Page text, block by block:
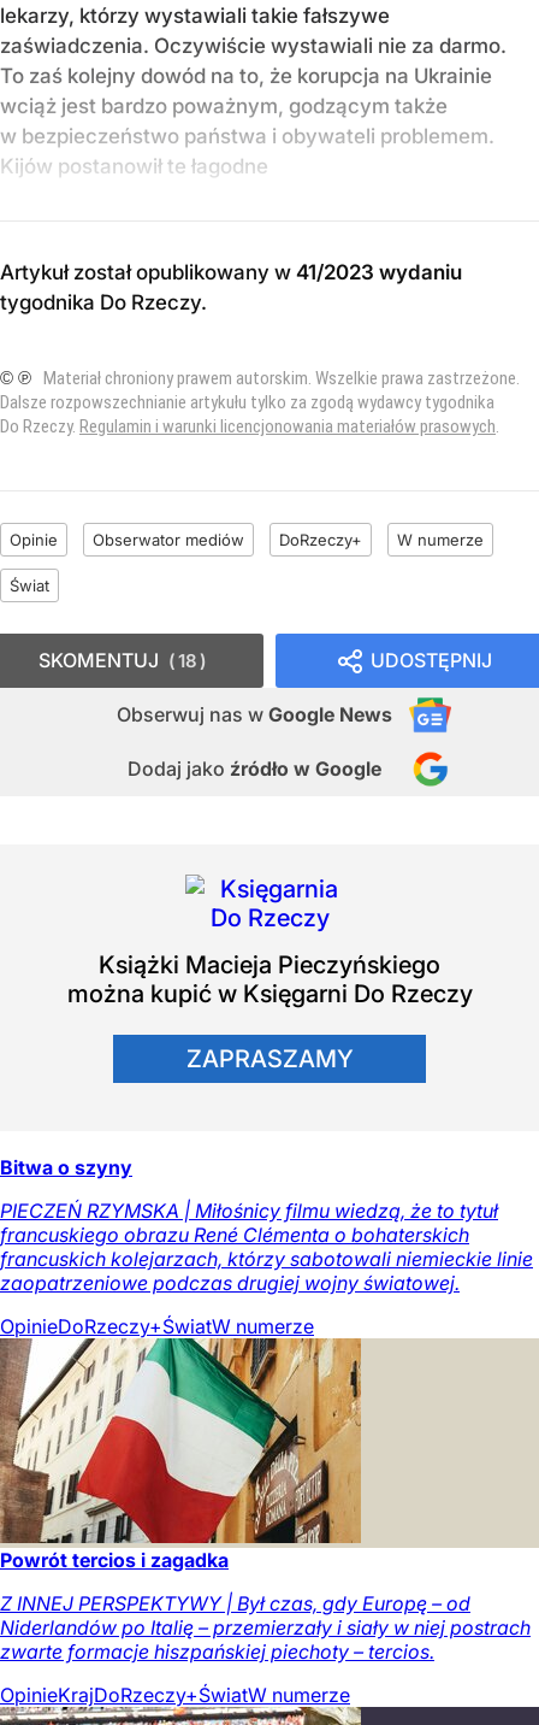
lekarzy, którzy wystawiali takie fałszywe
zaświadczenia. Oczywiście wystawiali nie za darmo.
To zaś kolejny dowód na to, że korupcja na Ukrainie
wciąż jest bardzo poważnym, godzącym także
w bezpieczeństwo państwa i obywateli problemem.
Kijów postanowił te łagodne
Artykuł został opublikowany w 41/2023 wydaniu
tygodnika Do Rzeczy.
© ℗ Materiał chroniony prawem autorskim. Wszelkie prawa zastrzeżone.
Dalsze rozpowszechnianie artykułu tylko za zgodą wydawcy tygodnika
Do Rzeczy. Regulamin i warunki licencjonowania materiałów prasowych.
Opinie Obserwator mediów DoRzeczy+ W numerze
Świat
UDOSTĘPNIJ
Obserwuj nas w Google News
Dodaj jako źródło w Google
SKOMENTUJ 18
Książki Macieja Pieczyńskiego
można kupić w Księgarni Do Rzeczy
ZAPRASZAMY
Bitwa o szyny
PIECZEŃ RZYMSKA | Miłośnicy filmu wiedzą, że to tytuł
francuskiego obrazu René Clémenta o bohaterskich
francuskich kolejarzach, którzy sabotowali niemieckie linie
zaopatrzeniowe podczas drugiej wojny światowej.
OpinieDoRzeczy+ŚwiatW numerze
Powrót tercios i zagadka
Z INNEJ PERSPEKTYWY | Był czas, gdy Europę – od
Niderlandów po Italię – przemierzały i siały w niej postrach
zwarte formacje hiszpańskiej piechoty – tercios.
OpinieKrajDoRzeczy+ŚwiatW numerze